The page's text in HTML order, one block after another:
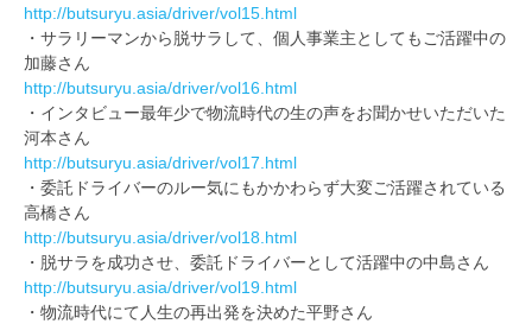
http://butsuryu.asia/driver/vol15.html
・サラリーマンから脱サラして、個人事業主としてもご活躍中の
加藤さん
http://butsuryu.asia/driver/vol16.html
・インタビュー最年少で物流時代の生の声をお聞かせいただいた
河本さん
http://butsuryu.asia/driver/vol17.html
・委託ドライバーのルー気にもかかわらず大変ご活躍されている
高橋さん
http://butsuryu.asia/driver/vol18.html
・脱サラを成功させ、委託ドライバーとして活躍中の中島さん
http://butsuryu.asia/driver/vol19.html
・物流時代にて人生の再出発を決めた平野さん